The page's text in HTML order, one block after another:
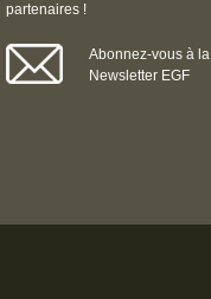
partenaires !
Abonnez-vous à la
Newsletter EGF